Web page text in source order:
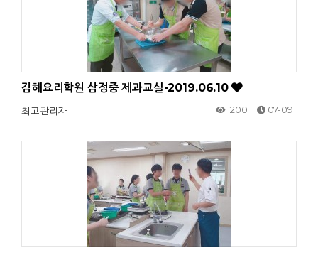
김해요리학원 삼정중 제과교실-2019.06.10
최고관리자 1200 07-09